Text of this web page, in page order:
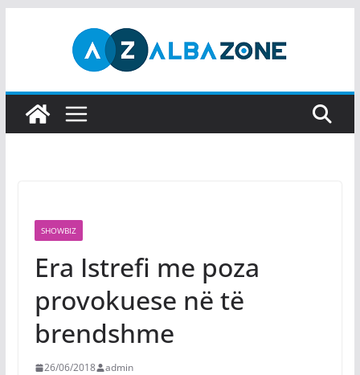
SHOWBIZ
Era Istrefi me poza
provokuese në të
brendshme
26/06/2018 admin